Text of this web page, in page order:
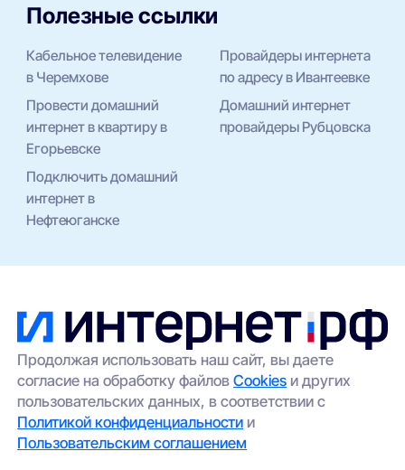
Полезные ссылки
Кабельное телевидение
в Черемхове
Провайдеры интернета
по адресу в Ивантеевке
Провести домашний
интернет в квартиру в
Егорьевске
Домашний интернет
провайдеры Рубцовска
Подключить домашний
интернет в
Нефтеюганске
Продолжая использовать наш сайт, вы даете
согласие на обработку файловCookies и других
пользовательских данных, в соответствии с
Политикой конфиденциальности и
Пользовательским соглашением